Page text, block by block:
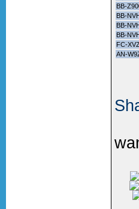
BB-
BB-
BB-
BB-
FC-
AN-